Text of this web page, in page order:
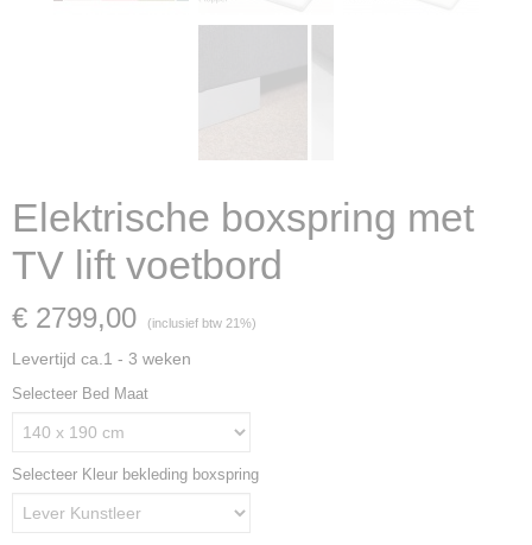
Elektrische boxspring met
TV lift voetbord
€ 2799,00 (inclusief btw 21%)
Levertijd ca.1 - 3 weken
Selecteer Bed Maat
Selecteer Kleur bekleding boxspring